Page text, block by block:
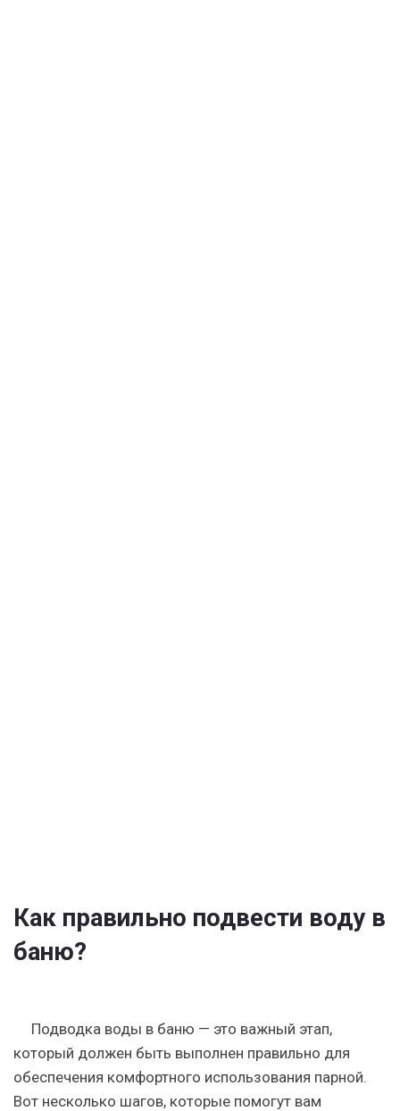
Как правильно подвести воду в
баню?
Подводка воды в баню — это важный этап,
который должен быть выполнен правильно для
обеспечения комфортного использования парной.
Вот несколько шагов, которые помогут вам